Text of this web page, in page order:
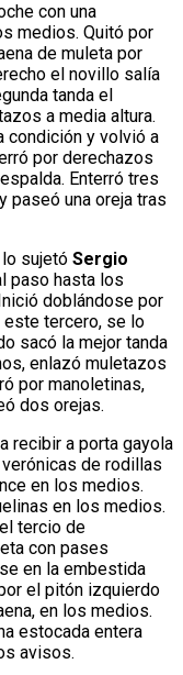
con una
medios. Quitó por
de muleta por
el novillo salía
tanda el
a media altura.
condición y volvió a
por derechazos
Enterró tres
paseó una oreja tras
sujetó Sergio
paso hasta los
doblándose por
este tercero, se lo
sacó la mejor tanda
enlazó muletazos
por manoletinas,
dos orejas.
a recibir a porta gayola
de rodillas
en los medios.
en los medios.
tercio de
con pases
en la embestida
el pitón izquierdo
en los medios.
estocada entera
avisos.